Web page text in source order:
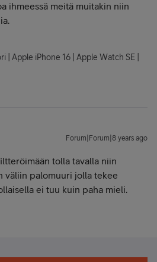
ihmeessä meitä muitakin niin
| Apple iPhone 16 | Apple Watch SE |
Forum|Forum|8 years ago
tolla tavalla niin
väliin palomuuri jolla tekee
ei tuu kuin paha mieli.